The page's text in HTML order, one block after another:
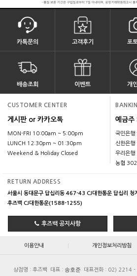
카톡문의 고객후기 포
배송조회 이벤트 개
CUSTOMER CENTER
게시판 or 카카오톡
MON-FRI 10:00am ~ 5:00pm
LUNCH 12:30pm ~ 01:30pm
Weekend & Holiday Closed
예금주
국민은
신한은
우리은
농협
RETURN ADDRESS
서울시 동대문구 답십리동 467-43 CJ대한통운 답십리 청
후즈백 CJ대한통운(1588-1255)
후즈백 공지사항
이용안내 개인정보처리방침
상점명 : 후즈백 대표 : 송호준 대표전화 : 02) 2214 -